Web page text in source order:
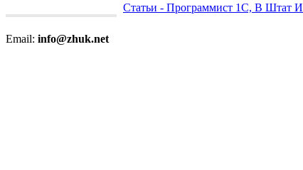
Email: info@zhuk.net
Статьи - Программист 1С, В Штат